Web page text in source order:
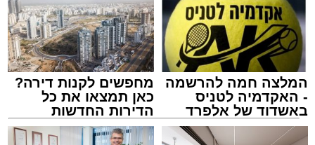
המלצה חמה להרשמה
- האקדמיה לטניס
באשדוד של אלפרד
קריאולנסקי - לילדים
מחפשים לקנות דירה?
כאן תמצאו את כל
הדירות החדשות
למכירה באשדוד >>>